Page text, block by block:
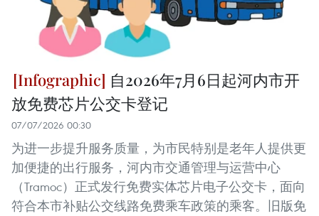
自2026年7月6日起河内市开
放免费芯片公交卡登记
07/07/2026 00:30
为进一步提升服务质量，为市民特别是老年人提供更
加便捷的出行服务，河内市交通管理与运营中心
（Tramoc）正式发行免费实体芯片电子公交卡，面向
符合本市补贴公交线路免费乘车政策的乘客。旧版免